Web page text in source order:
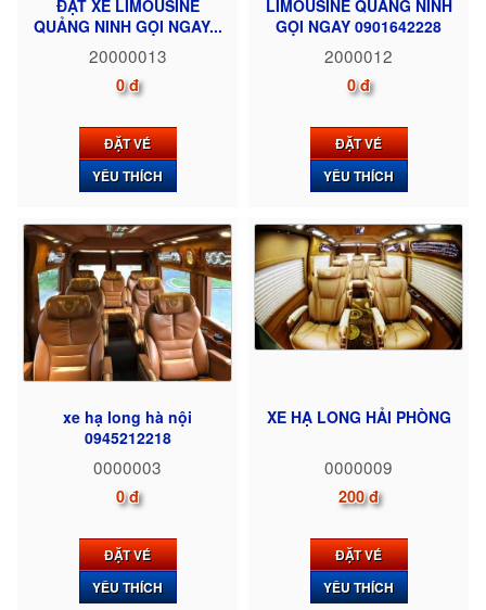
ĐẶT XE LIMOUSINE
QUẢNG NINH GỌI NGAY...
20000013
0 đ
ĐẶT VÉ
YÊU THÍCH
LIMOUSINE QUẢNG NINH
GỌI NGAY 0901642228
2000012
0 đ
ĐẶT VÉ
YÊU THÍCH
xe hạ long hà nội
0945212218
0000003
0 đ
ĐẶT VÉ
YÊU THÍCH
XE HẠ LONG HẢI PHÒNG
0000009
200 đ
ĐẶT VÉ
YÊU THÍCH